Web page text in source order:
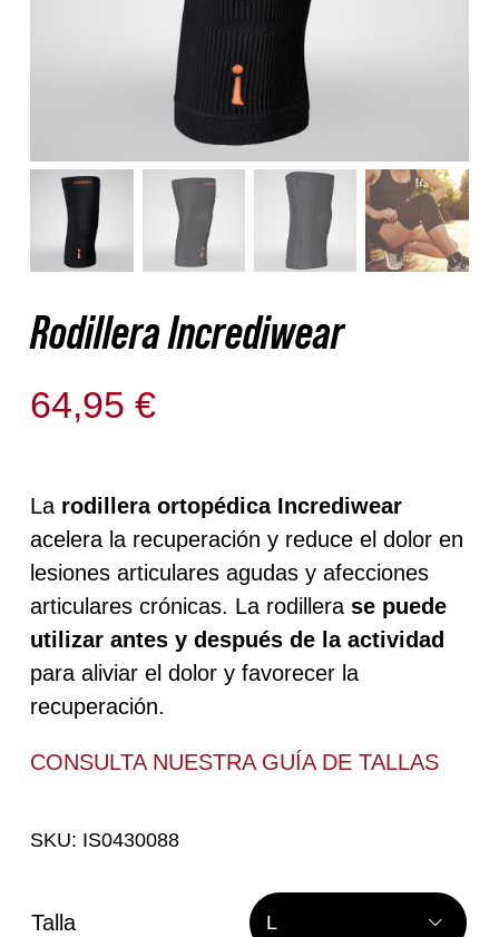
Rodillera Incrediwear
64,95€
La rodillera ortopédica Incrediwear
acelera la recuperación y reduce el dolor en
lesiones articulares agudas y afecciones
articulares crónicas. La rodillerase puede
utilizar antes y después de la actividad
para aliviar el dolor y favorecer la
recuperación.
CONSULTA NUESTRA GUÍA DE TALLAS
SKU: IS0430088
Talla 